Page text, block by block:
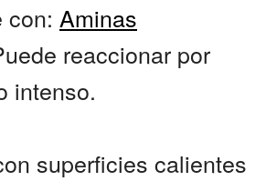
con: Aminas
reaccionar por
intenso.
superficies calientes